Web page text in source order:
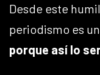
Desde este
periodismo es
porque así lo